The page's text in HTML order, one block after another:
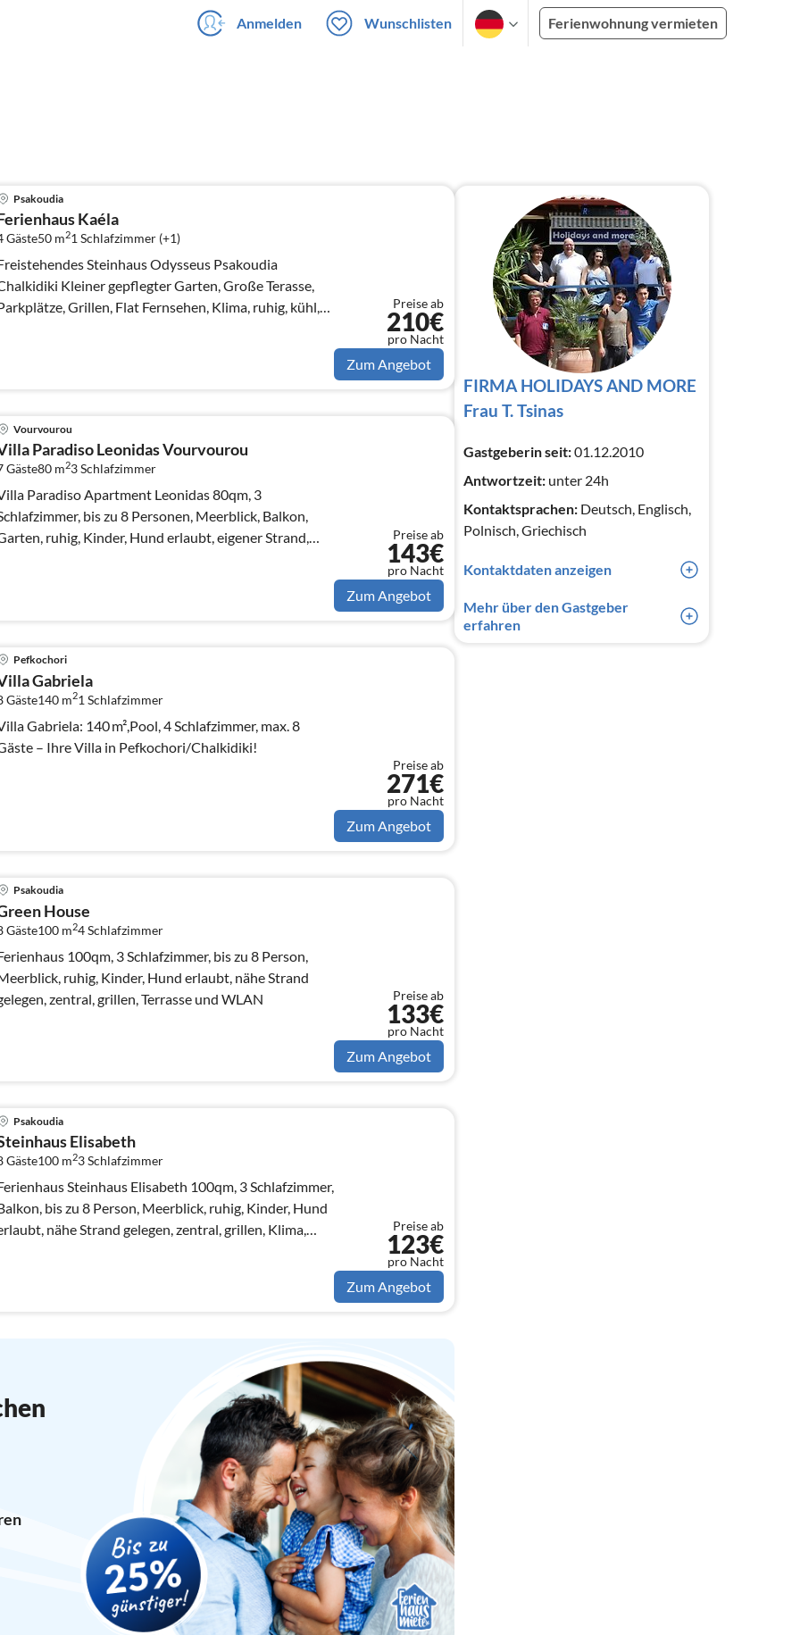
Anmelden Wunschlisten Ferienwohnung vermieten
FIRMA HOLIDAYS AND MORE
Frau T. Tsinas
Gastgeberin seit:01.12.2010
Antwortzeit: unter 24h
Kontaktsprachen: Deutsch, Englisch,
Polnisch, Griechisch
Kontaktdaten anzeigen
0049(0) 6984269444
Mehr über den Gastgeber
erfahren
Psakoudia
Kaéla
Gäste50 m21 Schlafzimmer (+1)
Steinhaus Odysseus Psakoudia
Kleiner gepflegter Garten, Große Terasse,
Grillen, Flat Fernsehen, Klima, ruhig, kühl,
Preise ab
210€
pro Nacht
Zum Angebot
Vourvourou
Paradiso Leonidas Vourvourou
Gäste80 m23Schlafzimmer
Paradiso Apartment Leonidas 80qm, 3
bis zu 8 Personen, Meerblick, Balkon,
ruhig, Kinder, Hund erlaubt, eigener Strand,
Preise ab
143€
pro Nacht
Zum Angebot
Pefkochori
Gabriela
Gäste140 m21 Schlafzimmer
Gabriela: 140 m²,Pool, 4 Schlafzimmer, max. 8
– Ihre Villa in Pefkochori/Chalkidiki!
Preise ab
271€
pro Nacht
Zum Angebot
Psakoudia
House
Gäste100 m24Schlafzimmer
100qm, 3 Schlafzimmer, bis zu 8 Person,
ruhig, Kinder, Hund erlaubt, nähe Strand
zentral, grillen, Terrasse und WLAN
Preise ab
133€
pro Nacht
Zum Angebot
Psakoudia
Elisabeth
Gäste100 m23Schlafzimmer
Steinhaus Elisabeth 100qm, 3 Schlafzimmer,
bis zu 8 Person, Meerblick, ruhig, Kinder, Hund
nähe Strand gelegen, zentral, grillen, Klima,
Preise ab
123€
pro Nacht
Zum Angebot